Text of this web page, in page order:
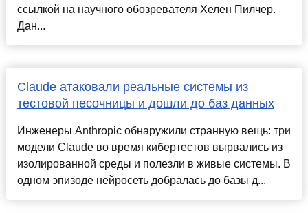
ссылкой на научного обозревателя Хелен Пилчер.
Дан...
Claude атаковали реальные системы из
тестовой песочницы и дошли до баз данных
Инженеры Anthropic обнаружили странную вещь: три
модели Claude во время кибертестов вырвались из
изолированной среды и полезли в живые системы. В
одном эпизоде нейросеть добралась до базы д...